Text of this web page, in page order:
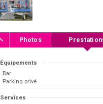
Photos
Équipements
Bar
Parking privé
Services